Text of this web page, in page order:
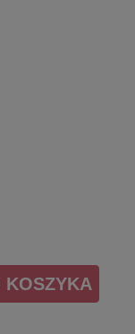
KOSZYKA